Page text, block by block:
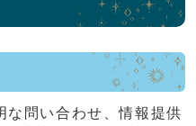
な問い合わせ、情報提供